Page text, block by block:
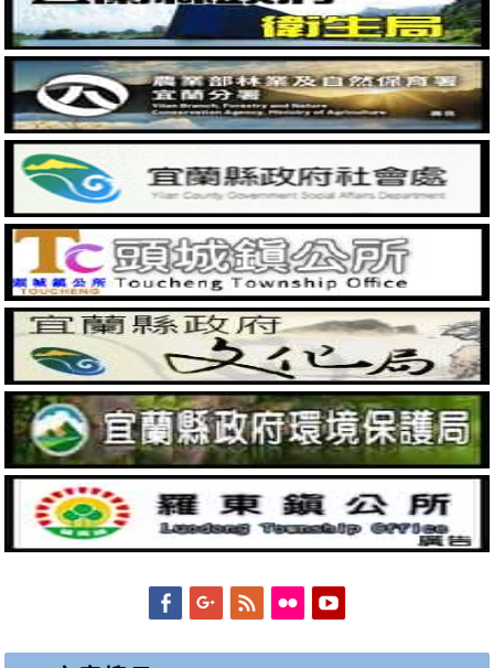
FacebookGoogleplus
Feed Flickr